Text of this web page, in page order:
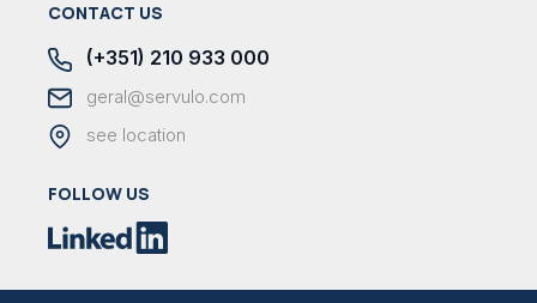
CONTACT US
(+351) 210 933 000
geral@servulo.com
see location
FOLLOW US